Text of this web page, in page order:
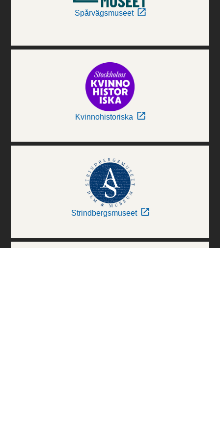
Spårvägsmuseet
Kvinnohistoriska
Strindbergsmuseet